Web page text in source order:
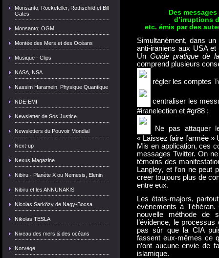
Monsanto, Rockefeller, Rothschild et Bill
Gates
Monsanto; OGM
Montée des Mers et des Océans
Musique - Clips
NASA, NSA
Nassim Haramein, Physique Quantique
NDE-EMI
Newsletter de Sos Justice
Newsletters du Pouvoir Mondial
Next-up
Nexus Magazine
Nibiru - Planète X ou Nemesis, Elenin
Nibiru et les ANNUNAKIS
Nicolas Sarközy de Nagy-Bocsa
Nikolas TESLA
Niveau des mers & des océans
Norvège
Des
d’irruptions
etc. émis par des
Simultanément, dans
anti-iraniens aux USA
UnGuide pratique de
comprend plusieurs
régler les comptes
centraliser les
#iranelection et #gr88 ;
Ne pas attaquer
« Laissez faire l’armée »
Mis en application, ces
messages Twitter. On
témoins des
Langley, et l’on ne
creer toujours plus de
entre eux.
Les états-majors,
événements à Téhéran.
nouvelle méthode de
l’évidence, le
pas sûr que la CIA
fassent eux-mêmes ce
n’ont aucune envie de
islamique.